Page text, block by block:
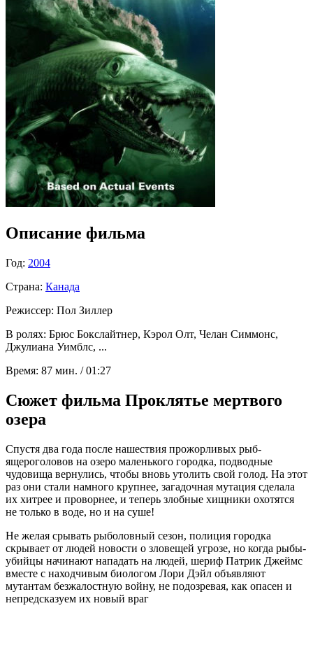
Описание фильма
Год: 2004
Страна: Канада
Режиссер: Пол Зиллер
В ролях: Брюс Бокслайтнер, Кэрол Олт, Челан Симмонс,
Джулиана Уимблс, ...
Время: 87 мин. / 01:27
Сюжет фильма Проклятье мертвого
озера
Спустя два года после нашествия прожорливых рыб-
ящероголовов на озеро маленького городка, подводные
чудовища вернулись, чтобы вновь утолить свой голод. На этот
раз они стали намного крупнее, загадочная мутация сделала
их хитрее и проворнее, и теперь злобные хищники охотятся
не только в воде, но и на суше!
Не желая срывать рыболовный сезон, полиция городка
скрывает от людей новости о зловещей угрозе, но когда рыбы-
убийцы начинают нападать на людей, шериф Патрик Джеймс
вместе с находчивым биологом Лори Дэйл объявляют
мутантам безжалостную войну, не подозревая, как опасен и
непредсказуем их новый враг